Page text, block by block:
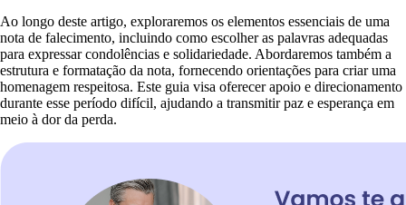
Ao longo deste artigo, exploraremos os elementos essenciais de uma
nota de falecimento, incluindo como escolher as palavras adequadas
para expressar condolências e solidariedade. Abordaremos também a
estrutura e formatação da nota, fornecendo orientações para criar uma
homenagem respeitosa. Este guia visa oferecer apoio e direcionamento
durante esse período difícil, ajudando a transmitir paz e esperança em
meio à dor da perda.